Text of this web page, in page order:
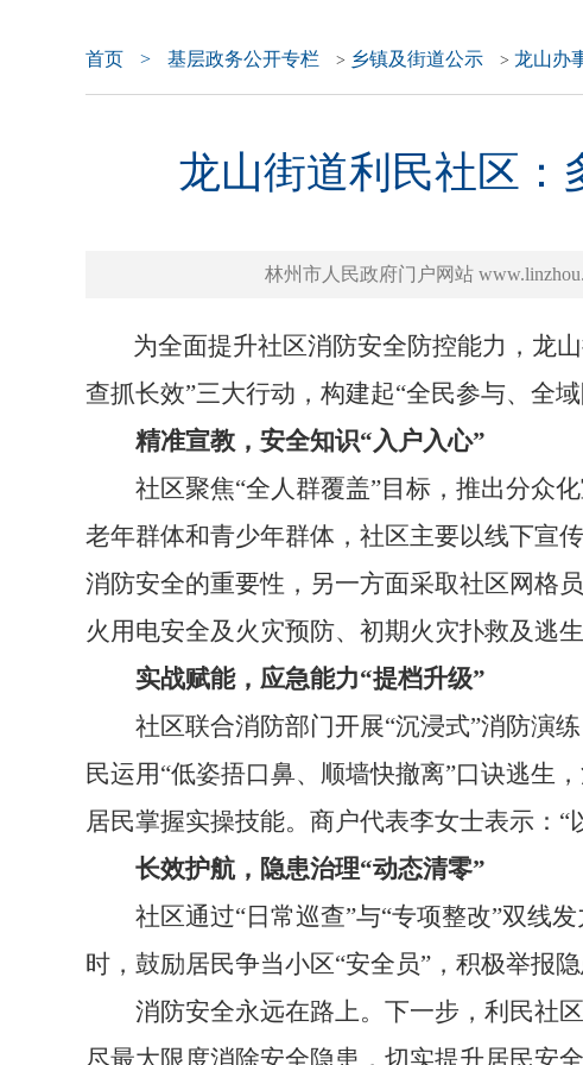
首页 > 基层政务公开专栏 > 乡镇及街道公示 > 龙山办
龙山街道利民社区：
林州市人民政府门户网站
为全面提升社区消防安全防控能力，龙
查抓长效”三大行动，构建起“全民参与、全
精准宣教，安全知识“入户入心”
社区聚焦“全人群覆盖”目标，推出分众化
老年群体和青少年群体，社区主要以线下宣
消防安全的重要性，另一方面采取社区网格
火用电安全及火灾预防、初期火灾扑救及逃
实战赋能，应急能力“提档升级”
社区联合消防部门开展“沉浸式”消防演练
民运用“低姿捂口鼻、顺墙快撤离”口诀逃生
居民掌握实操技能。商户代表李女士表示：
长效护航，隐患治理“动态清零”
社区通过“日常巡查”与“专项整改”双线发
时，鼓励居民争当小区“安全员”，积极举报
消防安全永远在路上。下一步，利民社区
尽最大限度消除安全隐患，切实提升居民安全